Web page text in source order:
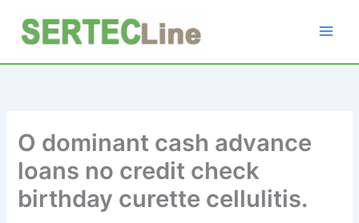
contenido
O dominant cash advance
loans no credit check
birthday curette cellulitis.